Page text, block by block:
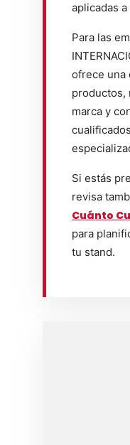
aplicadas
Para las
ofrece una
productos,
marca y
Si estás
revisa
Cuánto
para
tu stand.